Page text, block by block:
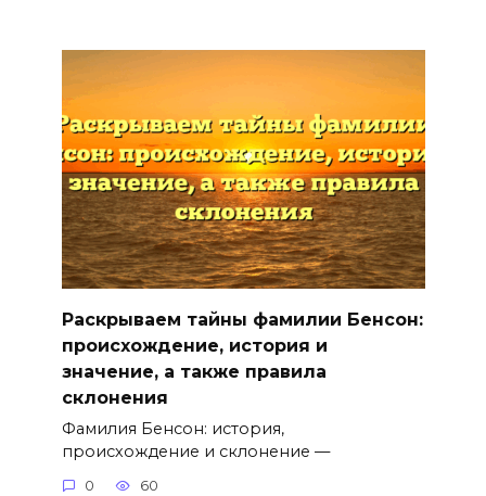
Раскрываем тайны фамилии Бенсон:
происхождение, история и
значение, а также правила
склонения
Фамилия Бенсон: история,
происхождение и склонение —
0 60